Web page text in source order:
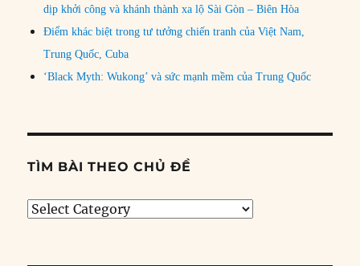
dịp khởi công và khánh thành xa lộ Sài Gòn – Biên Hòa
Điểm khác biệt trong tư tưởng chiến tranh của Việt Nam,
Trung Quốc, Cuba
‘Black Myth: Wukong’ và sức mạnh mềm của Trung Quốc
TÌM BÀI THEO CHỦ ĐỀ
Tìm